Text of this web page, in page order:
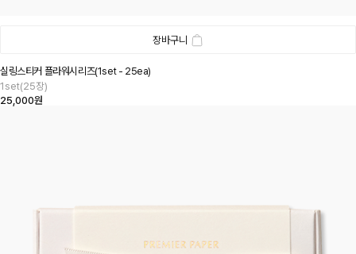
장바구니
실링스티커 플라워시리즈(1set - 25ea)
1set(25장)
25,000원